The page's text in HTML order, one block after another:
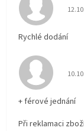
Rychlé dodání
+ férové jednání
Při reklamaci